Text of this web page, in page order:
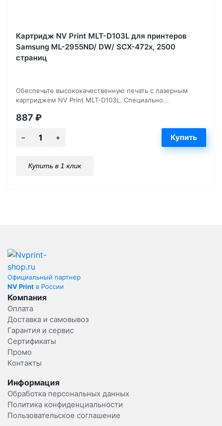
Картридж NV Print MLT-D103L для принтеров
Samsung ML-2955ND/ DW/ SCX-472x, 2500
страниц
Обеспечьте высококачественную печать с лазерным
картриджем NV Print MLT-D103L. Специально...
887 ₽
Купить в 1 клик
Официальный партнер
NV Print в России
Компания
Оплата
Доставка и самовывоз
Гарантия и сервис
Сертификаты
Промо
Контакты
Информация
Обработка персональных данных
Политика конфиденциальности
Пользовательское соглашение